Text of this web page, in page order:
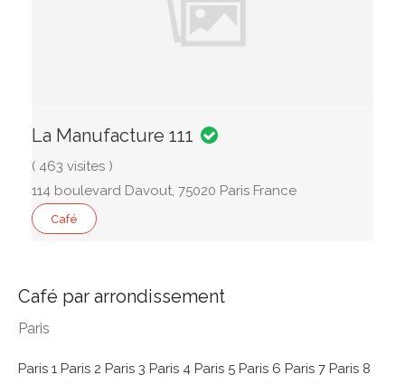
Café par arrondissement
Paris
Paris 1 Paris 2 Paris 3 Paris 4 Paris 5 Paris 6 Paris 7 Paris 8
La Manufacture 111
( 463 visites )
114 boulevard Davout, 75020 Paris France
Café